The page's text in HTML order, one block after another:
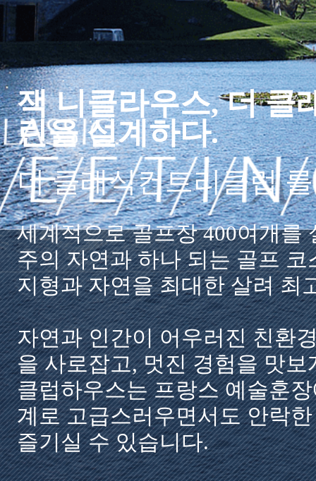
잭 니클라우스, 더 클
린을 설계하다.
더 클래식컨트리클럽
세계적으로 골프장 400여개를
주의 자연과 하나 되는 골프 코
지형과 자연을 최대한 살려 최
자연과 인간이 어우러진 친환
을 사로잡고, 멋진 경험을 맛
클럽하우스는 프랑스 예술훈
계로 고급스러우면서도 안락
즐기실 수 있습니다.